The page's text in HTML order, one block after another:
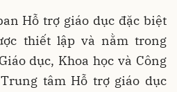
Hỗ trợ giáo dục đặc biệt
thiết lập và nằm trong
dục, Khoa học và Công
tâm Hỗ trợ giáo dục